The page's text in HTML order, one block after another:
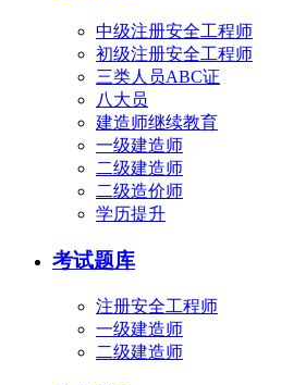
中级注册安全工程师
初级注册安全工程师
三类人员ABC证
八大员
建造师继续教育
一级建造师
二级建造师
二级造价师
学历提升
考试题库
注册安全工程师
一级建造师
二级建造师